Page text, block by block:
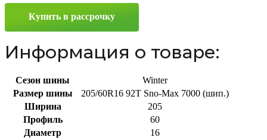
205/60
92T
Купить в рассрочку
Информация о товаре:
Сезон шины
Winter
Размер шины
205/60R16 92T Sno-Max 7000 (шип.)
Ширина
205
Профиль
60
Диаметр
16